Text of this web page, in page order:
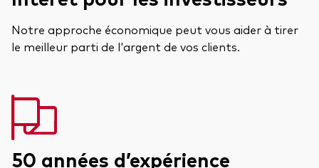
Notre approche économique peut vous aider à tirer
le meilleur parti de l'argent de vos clients.
50 années d’expérience